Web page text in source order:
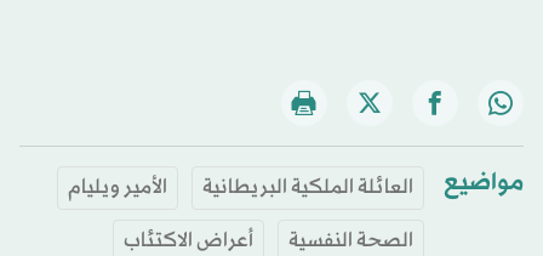
مواضيع العائلة الملكية البريطانية
الأمير ويليام
الصحة النفسية
أعراض الاكتئاب